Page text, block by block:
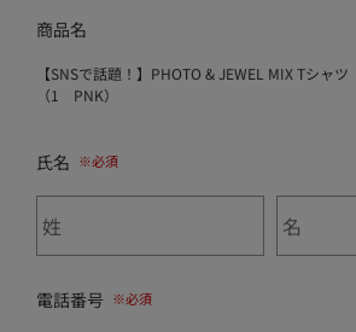
商品名
【SNSで話題！】PHOTO & JEWEL MIX Tシャツ
（1 PNK）
氏名
電話番号